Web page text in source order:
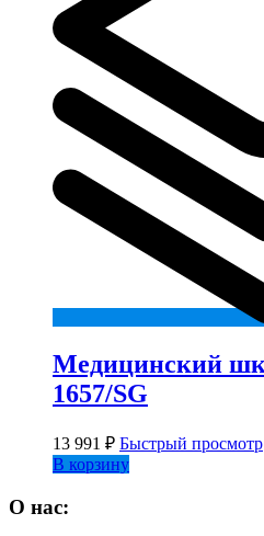
Медицинский
1657/SG
13 991 ₽ Быстрый просмотр
В корзину
О нас: